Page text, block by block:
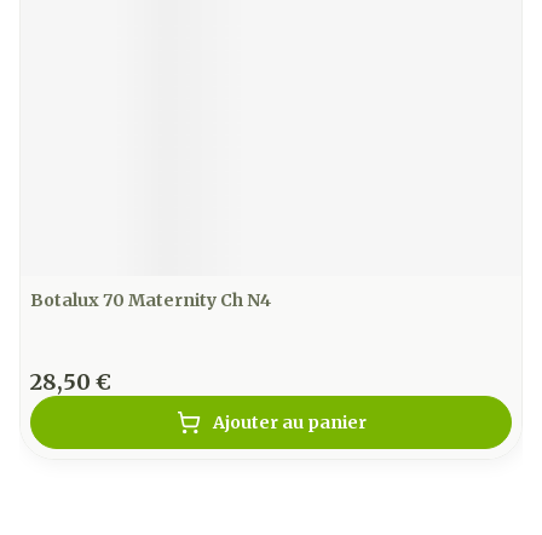
Botalux 70 Maternity Ch N4
28,50 €
Ajouter au panier